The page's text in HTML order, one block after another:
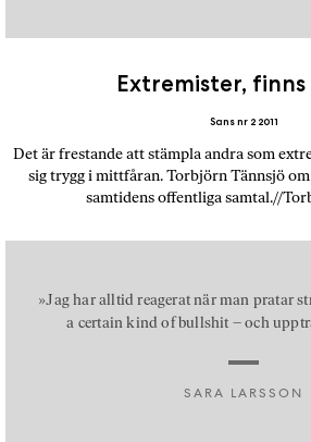
Extremister, finns
Sans nr 2 2011
Det är frestande att stämpla andra som
sig trygg i mittfåran. Torbjörn Tännsjö
samtidens offentliga samtal.//
»Jag har alltid reagerat när man pratar
a certain kind of bullshit – och
SARA LARSSON